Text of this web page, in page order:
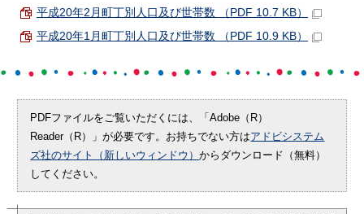
平成20年2月町丁別人口及び世帯数 （PDF 10.7 KB）
平成20年1月町丁別人口及び世帯数 （PDF 10.9 KB）
PDFファイルをご覧いただくには、「Adobe（R）
Reader（R）」が必要です。お持ちでない方はアドビシステム
ズ社のサイト（新しいウィンドウ）からダウンロード（無料）
してください。